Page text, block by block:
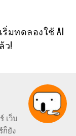
ริ่มทดลองใช้ AI
ว!
เว็บ
ก็ยัง